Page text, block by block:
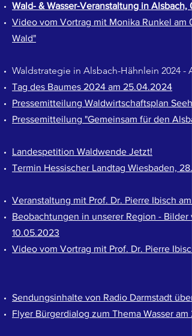
Wald- & Wasser-Veranstaltung in Alsbach,
Video vom Vortrag mit Monika Runkel am
Wald"
Waldstrategie in Alsbach-Hähnlein 2024 -
Tag des Baumes 2024 am 25.04.2024
Pressemitteilung Waldwirtschaftsplan
Pressemitteilung "Gemeinsam für den
Landespetition Waldwende Jetzt!
Termin Hessischer Landtag Wiesbaden,
Veranstaltung mit Prof. Dr. Pierre Ibisch
Beobachtungen in unserer Region -
10.05.2023
Video vom Vortrag mit Prof. Dr. Pierre
Sendungsinhalte von Radio Darmstadt
Flyer Bürgerdialog ​zum Thema Wasser am